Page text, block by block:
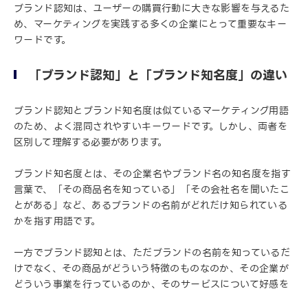
ブランド認知は、ユーザーの購買行動に大きな影響を与えるた
め、マーケティングを実践する多くの企業にとって重要なキー
ワードです。
「ブランド認知」と「ブランド知名度」の違い
ブランド認知とブランド知名度は似ているマーケティング用語
のため、よく混同されやすいキーワードです。しかし、両者を
区別して理解する必要があります。
ブランド知名度とは、その企業名やブランド名の知名度を指す
言葉で、「その商品名を知っている」「その会社名を聞いたこ
とがある」など、あるブランドの名前がどれだけ知られている
かを指す用語です。
一方でブランド認知とは、ただブランドの名前を知っているだ
けでなく、その商品がどういう特徴のものなのか、その企業が
どういう事業を行っているのか、そのサービスについて好感を